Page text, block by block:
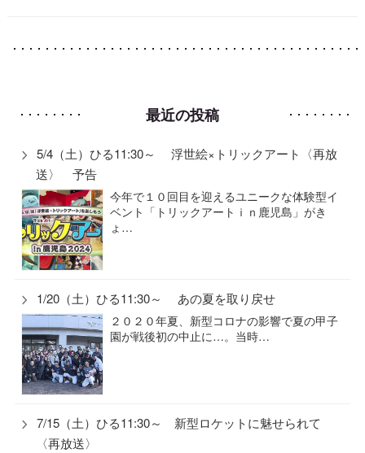
最近の投稿
5/4（土）ひる11:30～ 浮世絵×トリックアート〈再放
送〉 予告
今年で１０回目を迎えるユニークな体験型イ
ベント「トリックアートｉｎ鹿児島」がき
ょ…
1/20（土）ひる11:30～ あの夏を取り戻せ
２０２０年夏、新型コロナの影響で夏の甲子
園が戦後初の中止に…。当時…
7/15（土）ひる11:30～ 新型ロケットに魅せられて
〈再放送〉